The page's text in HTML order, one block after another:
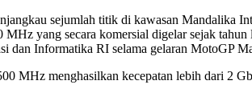
sejumlah titik di kawasan Mandalika
yang secara komersial digelar sejak
dan Informatika RI selama gelaran MotoGP
MHz menghasilkan kecepatan lebih dari 2